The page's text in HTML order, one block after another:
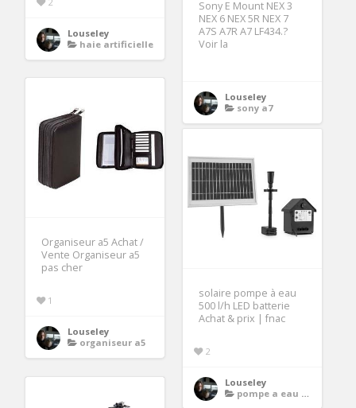
Louseley
haie artificielle
Sony E Mount NEX 3
NEX 6 NEX 5R NEX 7
A7S A7R A7 LF434.?
Voir la
Louseley
sony a7
Organiseur a5 Achat /
Vente Organiseur a5
pas cher
1
Louseley
organiseur a5
solaire pompe à eau
500 l/h LED batterie
Achat & prix | fnac
2
Louseley
pompe a eau sur batterie